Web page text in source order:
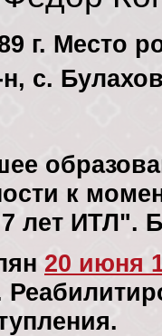
г. Место
с.
к
лет ИТЛ".
20 июня